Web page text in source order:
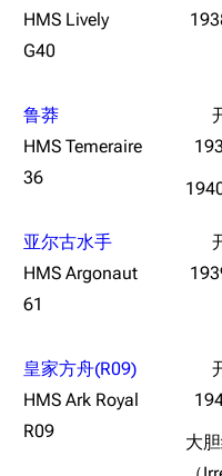
1696
舰R
导航
首页
留言讨论页
新文件
新页面
资助百科
编辑规范
游
新
推
海域
经验
好感
战利
HMS Lively
G40
鲁莽
HMS Temeraire
36
亚尔古水手
HMS Argonaut
61
皇家方舟(R09)
HMS Ark Royal
R09
大